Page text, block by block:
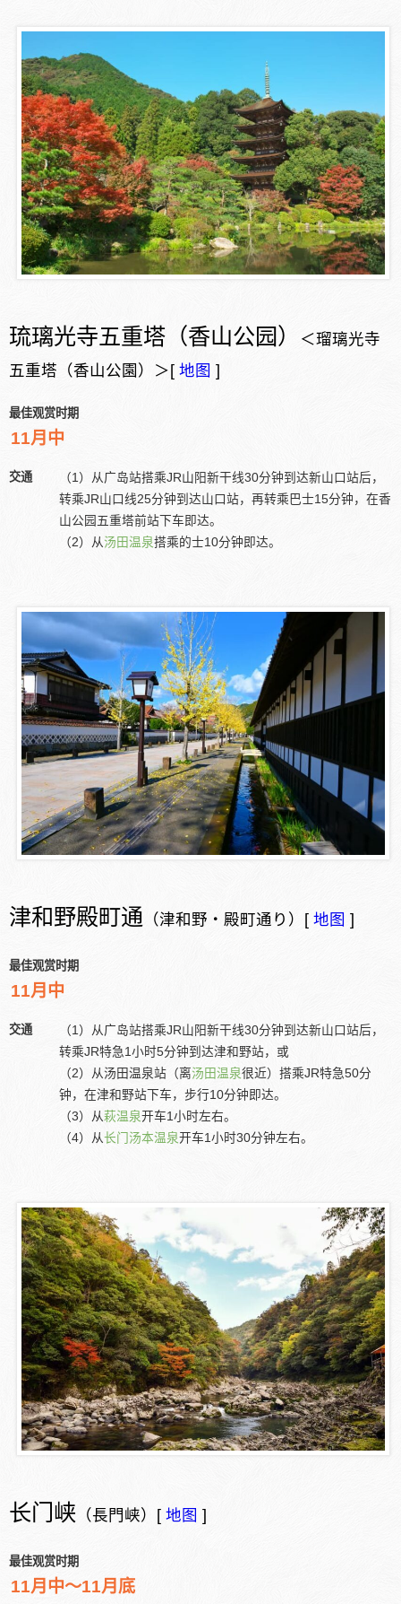
琉璃光寺五重塔（香山公园）
＜瑠璃光寺
五重塔（香山公園）＞[ 地图 ]
最佳观赏时期
11月中
交通
（1）从广岛站搭乘JR山阳新干线30分钟到达新山口站后，
转乘JR山口线25分钟到达山口站，再转乘巴士15分钟，在香
山公园五重塔前站下车即达。
（2）从汤田温泉搭乘的士10分钟即达。
津和野殿町通 （津和野・殿町通り）[ 地图 ]
最佳观赏时期
11月中
交通
（1）从广岛站搭乘JR山阳新干线30分钟到达新山口站后，
转乘JR特急1小时5分钟到达津和野站，或
（2）从汤田温泉站（离汤田温泉很近）搭乘JR特急50分
钟，在津和野站下车，步行10分钟即达。
（3）从萩温泉开车1小时左右。
（4）从长门汤本温泉开车1小时30分钟左右。
长门峡 （長門峡）[ 地图 ]
最佳观赏时期
11月中～11月底